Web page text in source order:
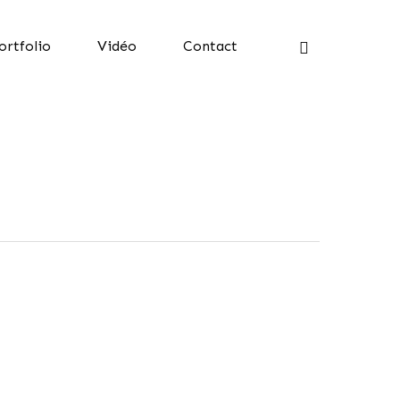
Vidéo Contact